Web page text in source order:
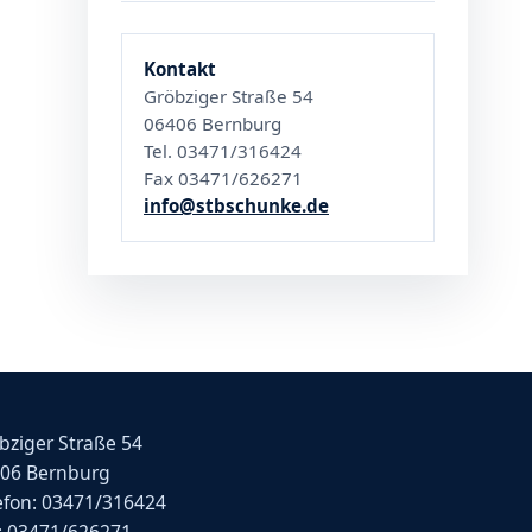
Kontakt
Gröbziger Straße 54
06406 Bernburg
Tel. 03471/316424
Fax 03471/626271
info@stbschunke.de
Straße 54
Bernburg
03471/316424